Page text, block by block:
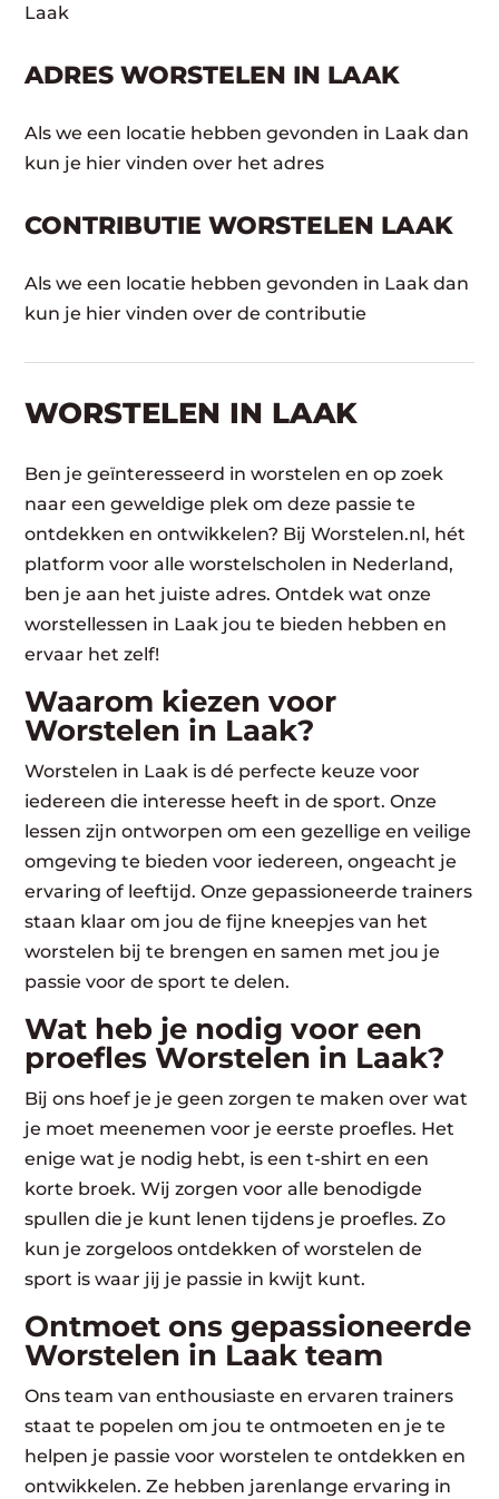
Laak
ADRES WORSTELEN IN LAAK
Als we een locatie hebben gevonden in Laak dan
kun je hier vinden over het adres
CONTRIBUTIE WORSTELEN LAAK
Als we een locatie hebben gevonden in Laak dan
kun je hier vinden over de contributie
WORSTELEN​ IN LAAK
Ben je geïnteresseerd in worstelen en op zoek
naar een geweldige plek om deze passie te
ontdekken en ontwikkelen? Bij Worstelen.nl, hét
platform voor alle worstelscholen in Nederland,
ben je aan het juiste adres. Ontdek wat onze
worstellessen in Laak jou te bieden hebben en
ervaar het zelf!
Waarom kiezen voor
Worstelen in Laak?
Worstelen in Laak is dé perfecte keuze voor
iedereen die interesse heeft in de sport. Onze
lessen zijn ontworpen om een gezellige en veilige
omgeving te bieden voor iedereen, ongeacht je
ervaring of leeftijd. Onze gepassioneerde trainers
staan klaar om jou de fijne kneepjes van het
worstelen bij te brengen en samen met jou je
passie voor de sport te delen.
Wat heb je nodig voor een
proefles Worstelen in Laak?
Bij ons hoef je je geen zorgen te maken over wat
je moet meenemen voor je eerste proefles. Het
enige wat je nodig hebt, is een t-shirt en een
korte broek. Wij zorgen voor alle benodigde
spullen die je kunt lenen tijdens je proefles. Zo
kun je zorgeloos ontdekken of worstelen de
sport is waar jij je passie in kwijt kunt.
Ontmoet ons gepassioneerde
Worstelen in Laak team
Ons team van enthousiaste en ervaren trainers
staat te popelen om jou te ontmoeten en je te
helpen je passie voor worstelen te ontdekken en
ontwikkelen. Ze hebben jarenlange ervaring in